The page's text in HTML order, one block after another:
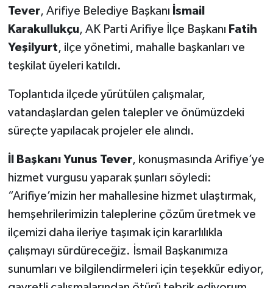
Tever, Arifiye Belediye Başkanı İsmail
Karakullukçu, AK Parti Arifiye İlçe Başkanı Fatih
Yeşilyurt, ilçe yönetimi, mahalle başkanları ve
teşkilat üyeleri katıldı.
Toplantıda ilçede yürütülen çalışmalar,
vatandaşlardan gelen talepler ve önümüzdeki
süreçte yapılacak projeler ele alındı.
İl Başkanı Yunus Tever, konuşmasında Arifiye’ye
hizmet vurgusu yaparak şunları söyledi:
“Arifiye’mizin her mahallesine hizmet ulaştırmak,
hemşehrilerimizin taleplerine çözüm üretmek ve
ilçemizi daha ileriye taşımak için kararlılıkla
çalışmayı sürdüreceğiz. İsmail Başkanımıza
sunumları ve bilgilendirmeleri için teşekkür ediyor,